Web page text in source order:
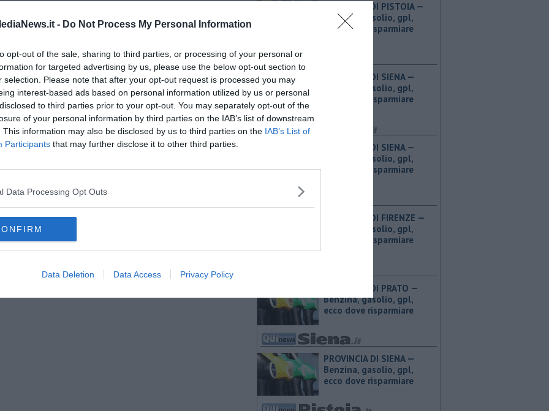
- Do Not Process My Personal Information
opt-out of the sale, sharing to third parties, or processing of your personal or
for targeted advertising by us, please use the below opt-out section to
selection. Please note that after your opt-out request is processed you may
interest-based ads based on personal information utilized by us or personal
to third parties prior to your opt-out. You may separately opt-out of the
of your personal information by third parties on the IAB’s list of downstream
This information may also be disclosed by us to third parties on the IAB’s List of
Participants that may further disclose it to other third parties.
Data Processing Opt Outs
Data Deletion Data Access Privacy Policy
PROVINCIA DI PISTOIA — ​
Benzina, gasolio, gpl,
ecco dove risparmiare
PROVINCIA DI SIENA — ​
Benzina, gasolio, gpl,
ecco dove risparmiare
PROVINCIA DI SIENA — ​
Benzina, gasolio, gpl,
ecco dove risparmiare
PROVINCIA DI FIRENZE — ​
Benzina, gasolio, gpl,
ecco dove risparmiare
PROVINCIA DI PRATO — ​
Benzina, gasolio, gpl,
ecco dove risparmiare
PROVINCIA DI SIENA — ​
Benzina, gasolio, gpl,
ecco dove risparmiare